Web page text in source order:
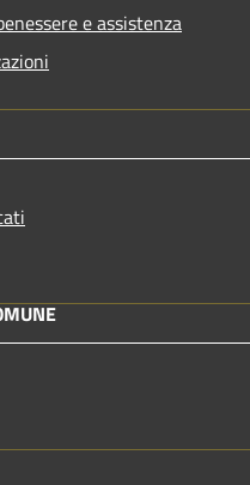
e assistenza